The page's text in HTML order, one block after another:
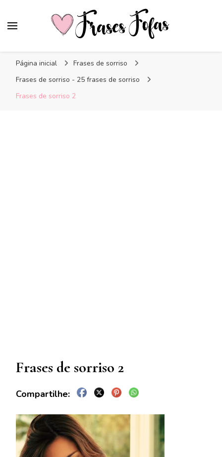
Página inicial
Frases de sorriso
Frases de sorriso - 25 frases de sorriso
Frases de sorriso 2
Frases de sorriso 2